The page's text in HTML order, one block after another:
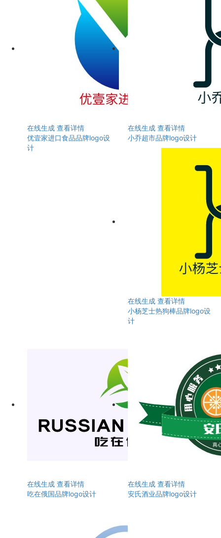
在线生成 查看详情
优壹家进口食品品牌logo设
计
在线生成 查看详情
小乔超市品牌logo设计
在线生成 查看详情
小杨芝士热狗棒品牌logo设
计
在线生成 查看详情
吃在俄国品牌logo设计
在线生成 查看详情
安氏酒业品牌logo设计